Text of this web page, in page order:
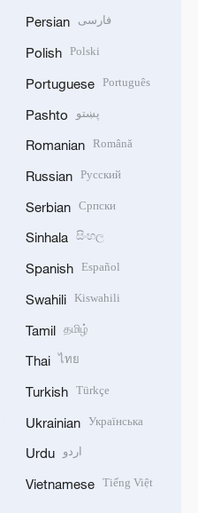
Persian فارسی
Polish Polski
Portuguese Português
Pashto پښتو
Romanian Română
Russian Русский
Serbian Српски
Sinhala සිංහල
Spanish Español
Swahili Kiswahili
Tamil தமிழ்
Thai ไทย
Turkish Türkçe
Ukrainian Українська
Urdu اردو
Vietnamese Tiếng Việt